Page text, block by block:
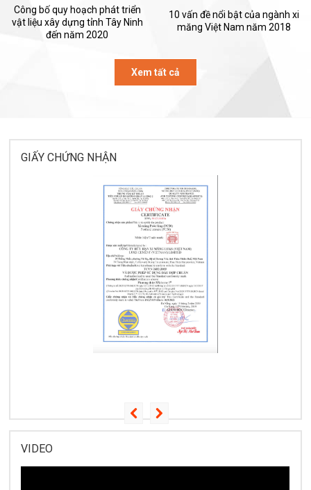
Công bố quy hoạch phát triển
vật liệu xây dựng tỉnh Tây Ninh
đến năm 2020
10 vấn đề nổi bật của ngành xi
măng Việt Nam năm 2018
Xem tất cả
GIẤY CHỨNG NHẬN
VIDEO